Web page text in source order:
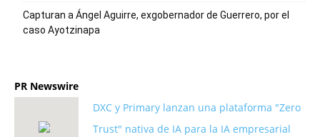
Capturan a Ángel Aguirre, exgobernador de Guerrero, por el
caso Ayotzinapa
PR Newswire
DXC y Primary lanzan una plataforma "Zero
Trust" nativa de IA para la IA empresarial